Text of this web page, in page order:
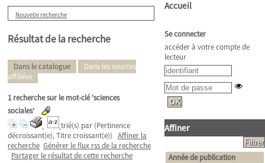
Nouvelle recherche
Résultat de la recherche
Dans le catalogue
Dans les sources
affiliées
1recherche sur le mot-clé'sciences
sociales'
trié(s) par (Pertinence
décroissant(e), Titre croissant(e)) Affiner la
recherche Générer le flux rss de la recherche
Partager le résultat de cette recherche
Accueil
Se connecter
accéder à votre compte de
lecteur
Affiner
Année de publication